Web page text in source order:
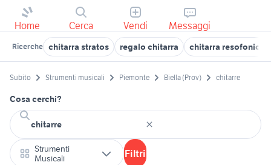
Home Cerca Vendi Messaggi
Ricerche chitarra stratos regalo chitarra chitarra resofonica
Subito Strumenti musicali Piemonte Biella (Prov) chitarre
Cosa cerchi?
Strumenti
Musicali
Filtri